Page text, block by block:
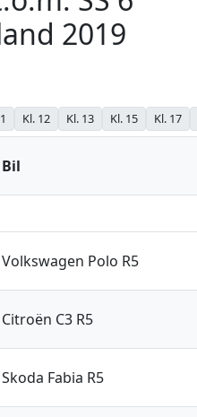
2019
Kl. 12 Kl. 13 Kl. 15 Kl. 17
Bil
Volkswagen Polo R5
Citroën C3 R5
Skoda Fabia R5